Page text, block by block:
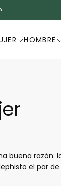
HOMBRE
buena razón:
el par
diseño y